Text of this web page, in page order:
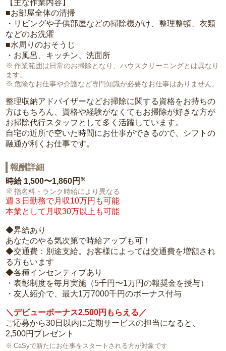
【主な作業内容】
■お部屋全体の清掃
・リビングや子供部屋などの掃除機がけ、整理整頓、衣類
などのお洗濯
■水周りのおそうじ
・お風呂、キッチン、洗面所
作業範囲は日常のお掃除となり、ハウスクリーニングとは異なり
ます。
危険なお仕事や介護など専門知識が必要なお仕事はありません。
整理収納アドバイザーなどお掃除に関する資格をお持ちの
方はもちろん、資格や経験がなくてもお掃除が好きな方が
お掃除代行スタッフとして多く活躍しています。
自宅の近所で空いた時間にお仕事ができるので、シフトの
融通が利くお仕事です。
報酬詳細
時給 1,500〜1,860円 ※
指名料・ランク時給により異なる
週３日勤務で月収10万円も可能
本業として月収30万以上も可能
◆昇給あり
あなたのやる気次第で時給アップも可！
◆交通費：別途支給。お客様によっては交通費を増額され
る方もいます
◆各種インセンティブあり
・表彰制度を毎月実施（5千円〜1万円の報奨金を授与）
・友人紹介で、最大1万7000千円のボーナス付与
＼デビューボーナス2,500円もらえる／
ご応募から30日以内に定期サービスの担当になると、
2,500円プレゼント
CaSyで新たにお仕事をスタートされる方が対象です